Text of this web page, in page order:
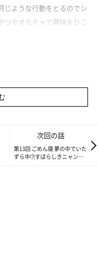
じような行動をとるのでシ
つやオモチャで興味をひこ
真似ながら、子猫が食事や
すね。群れで生活する野生
反応ともいえるでしょう。
次回の話
第13回 ごめん寝 夢の中でいた
ずら中!?|すばらしきニャン語